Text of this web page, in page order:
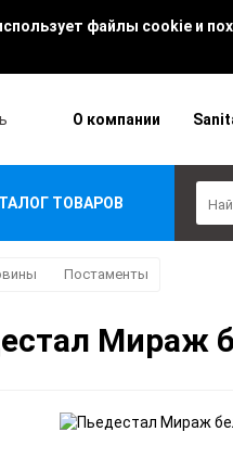
файлы cookie и
О компании
ТОВАРОВ
Постаменты
Мираж